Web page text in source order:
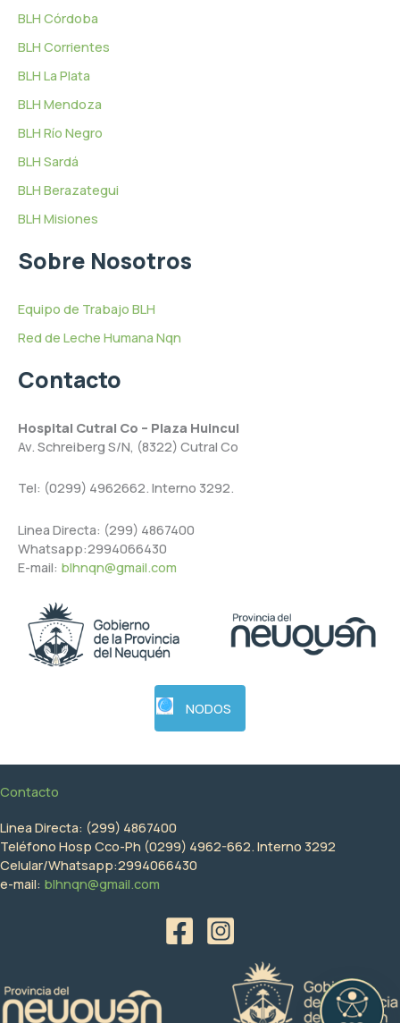
BLH Córdoba
BLH Corrientes
BLH La Plata
BLH Mendoza
BLH Río Negro
BLH Sardá
BLH Berazategui
BLH Misiones
Sobre Nosotros
Equipo de Trabajo BLH
Red de Leche Humana Nqn
Contacto
Hospital Cutral Co – Plaza Huincul
Av. Schreiberg S/N, (8322) Cutral Co
Tel: (0299) 4962662. Interno 3292.
Linea Directa: (299) 4867400
Whatsapp:2994066430
E-mail: blhnqn@gmail.com
NODOS
Contacto
Linea Directa: (299) 4867400
Teléfono Hosp Cco-Ph (0299) 4962-662. Interno 3292
Celular/Whatsapp:2994066430
e-mail: blhnqn@gmail.com